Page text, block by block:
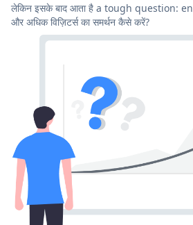
लेकिन इसके बाद आता है a tough question:
और अधिक विज़िटर्स का समर्थन कैसे करें?